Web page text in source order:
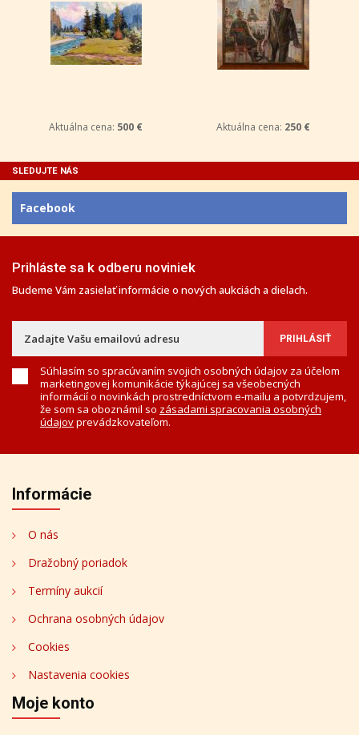
Aktuálna cena: 500 € Aktuálna cena: 250 €
SLEDUJTE NÁS
Facebook
Prihláste sa k odberu noviniek
Budeme Vám zasielať informácie o nových aukciách a dielach.
Súhlasím so spracúvaním svojich osobných údajov za účelom
marketingovej komunikácie týkajúcej sa všeobecných
informácií o novinkách prostredníctvom e-mailu a potvrdzujem,
že som sa oboznámil so zásadami spracovania osobných
údajovprevádzkovateľom.
Informácie
O nás
Dražobný poriadok
Termíny aukcií
Ochrana osobných údajov
Cookies
Nastavenia cookies
Moje konto